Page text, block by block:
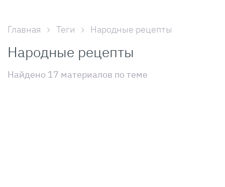
Главная Теги Народные рецепты
Народные рецепты
Найдено 17 материалов по теме